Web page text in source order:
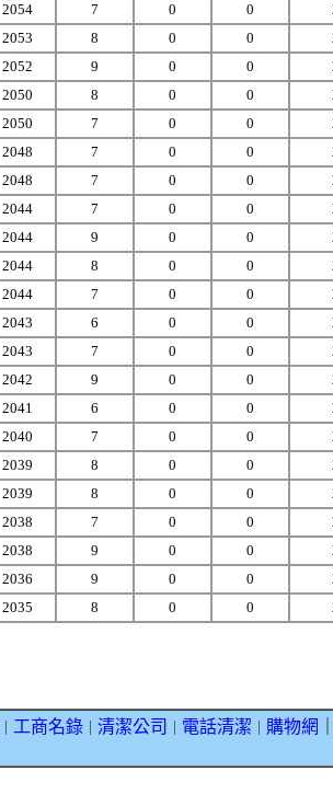
2054 7 0 0
2053 8 0 0
2052 9 0 0
2050 8 0 0
2050 7 0 0
2048 7 0 0
2048 7 0 0
2044 7 0 0
2044 9 0 0
2044 8 0 0
2044 7 0 0
2043 6 0 0
2043 7 0 0
2042 9 0 0
2041 6 0 0
2040 7 0 0
2039 8 0 0
2039 8 0 0
2038 7 0 0
2038 9 0 0
2036 9 0 0
2035 8 0 0
工商名錄｜ 清潔公司 電話清潔 購物網